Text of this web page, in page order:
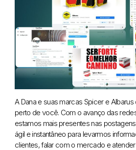
A Dana e suas marcas Spicer e
perto de você. Com o avanço das
estamos mais presentes nas
ágil e instantâneo para levarmos
clientes, falar com o mercado e